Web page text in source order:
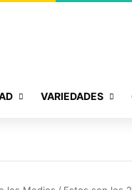
VARIEDADES